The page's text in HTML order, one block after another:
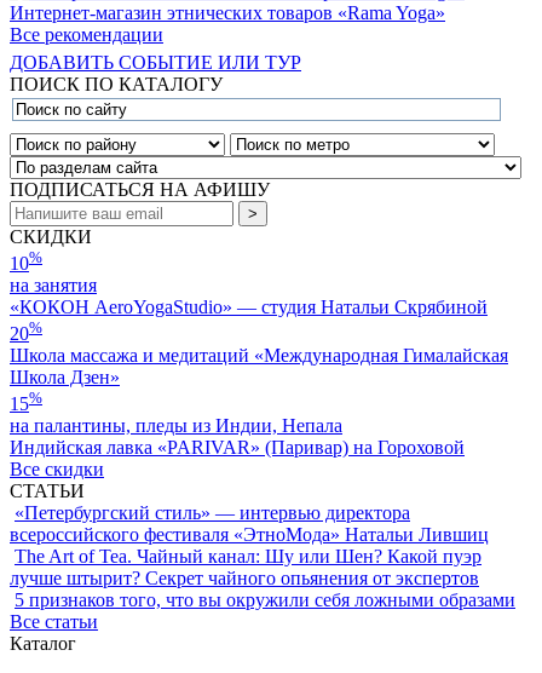
Интернет-магазин этнических товаров «Rama Yoga»
Все рекомендации
ДОБАВИТЬ СОБЫТИЕ ИЛИ ТУР
ПОИСК ПО КАТАЛОГУ
ПОДПИСАТЬСЯ НА АФИШУ
СКИДКИ
10%
на занятия
«КОКОН АeroYogaStudio» — студия Натальи Скрябиной
20%
Школа массажа и медитаций «Международная Гималайская
Школа Дзен»
15%
на палантины, пледы из Индии, Непала
Индийская лавка «PARIVAR» (Паривар) на Гороховой
Все скидки
СТАТЬИ
«Петербургский стиль» — интервью директора
всероссийского фестиваля «ЭтноМода» Натальи Лившиц
The Art of Tea. Чайный канал: Шу или Шен? Какой пуэр
лучше штырит? Секрет чайного опьянения от экспертов
5 признаков того, что вы окружили себя ложными образами
Все статьи
Каталог